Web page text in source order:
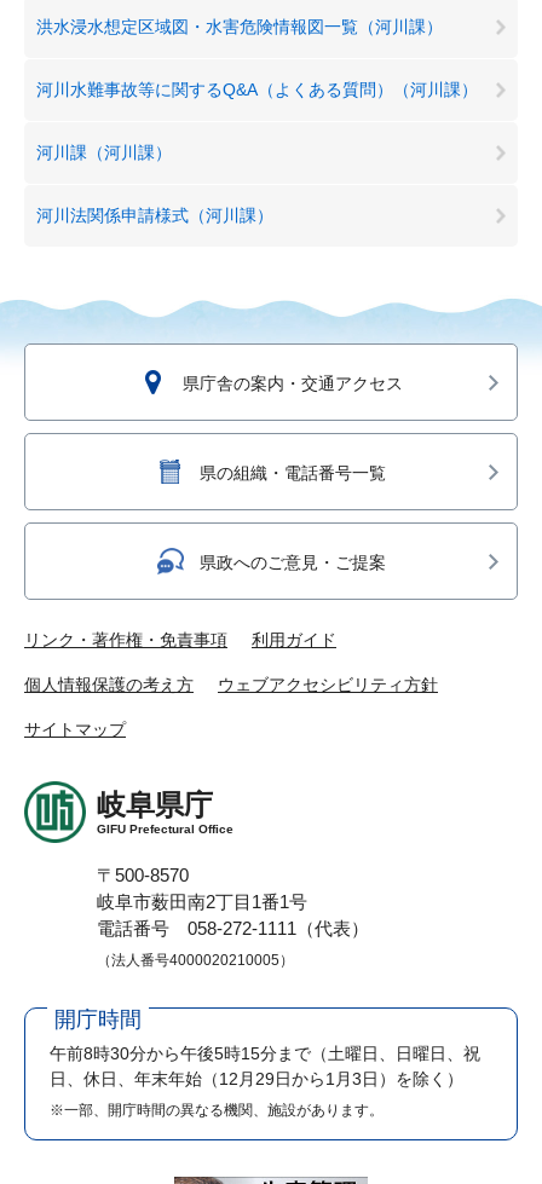
洪水浸水想定区域図・水害危険情報図一覧（河川課）
河川水難事故等に関するQ&A（よくある質問）（河川課）
河川課（河川課）
河川法関係申請様式（河川課）
県庁舎の案内・交通アクセス
県の組織・電話番号一覧
県政へのご意見・ご提案
リンク・著作権・免責事項 利用ガイド
個人情報保護の考え方 ウェブアクセシビリティ方針
サイトマップ
岐阜県庁
GIFU Prefectural Office
〒500-8570
岐阜市薮田南2丁目1番1号
電話番号 058-272-1111（代表）
（法人番号4000020210005）
開庁時間
午前8時30分から午後5時15分まで （土曜日、日曜日、祝
日、休日、年末年始（12月29日から1月3日）を除く）
※一部、開庁時間の異なる機関、施設があります。